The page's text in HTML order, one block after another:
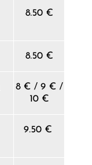
8.50 €
8.50 €
8 € / 9 € /
10 €
9.50 €